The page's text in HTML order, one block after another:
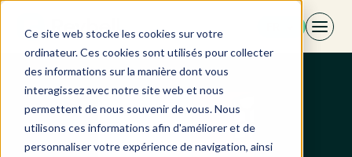
Ce site web stocke les cookies sur votre
ordinateur. Ces cookies sont utilisés pour collecter
des informations sur la manière dont vous
interagissez avec notre site web et nous
permettent de nous souvenir de vous. Nous
utilisons ces informations afin d'améliorer et de
personnaliser votre expérience de navigation, ainsi
Aller
contenu